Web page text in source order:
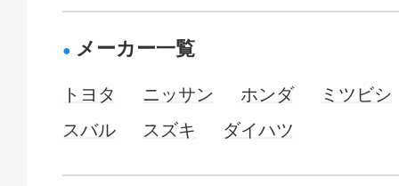
メーカー一覧
トヨタ ニッサン ホンダ
ミツビシ
スバル
スズキ ダイハツ